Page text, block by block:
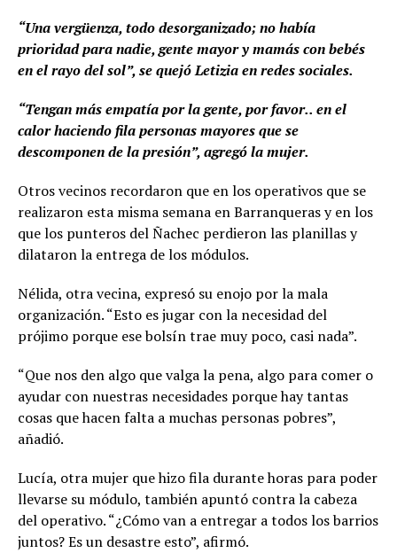
“Una vergüenza, todo desorganizado; no había
prioridad para nadie, gente mayor y mamás con bebés
en el rayo del sol”, se quejó Letizia en redes sociales.
“Tengan más empatía por la gente, por favor.. en el
calor haciendo fila personas mayores que se
descomponen de la presión”, agregó la mujer.
Otros vecinos recordaron que en los operativos que se
realizaron esta misma semana en Barranqueras y en los
que los punteros del Ñachec perdieron las planillas y
dilataron la entrega de los módulos.
Nélida, otra vecina, expresó su enojo por la mala
organización. “Esto es jugar con la necesidad del
prójimo porque ese bolsín trae muy poco, casi nada”.
“Que nos den algo que valga la pena, algo para comer o
ayudar con nuestras necesidades porque hay tantas
cosas que hacen falta a muchas personas pobres”,
añadió.
Lucía, otra mujer que hizo fila durante horas para poder
llevarse su módulo, también apuntó contra la cabeza
del operativo. “¿Cómo van a entregar a todos los barrios
juntos? Es un desastre esto”, afirmó.